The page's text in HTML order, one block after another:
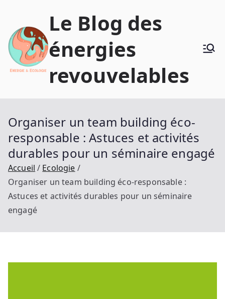
contenu
Le Blog des
énergies
revouvelables
Organiser un team building éco-
responsable : Astuces et activités
durables pour un séminaire engagé
Accueil
Ecologie
Organiser un team building éco-responsable :
Astuces et activités durables pour un séminaire
engagé